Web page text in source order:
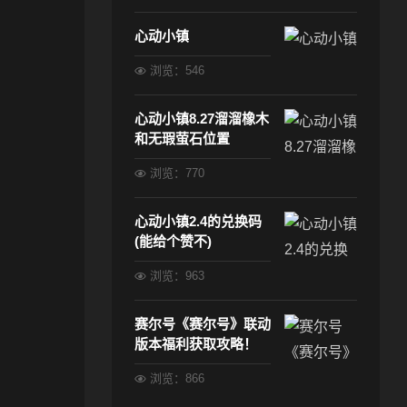
心动小镇
浏览：546
心动小镇8.27溜溜橡木
和无瑕萤石位置
浏览：770
心动小镇2.4的兑换码
(能给个赞不)
浏览：963
赛尔号《赛尔号》联动
版本福利获取攻略！
浏览：866